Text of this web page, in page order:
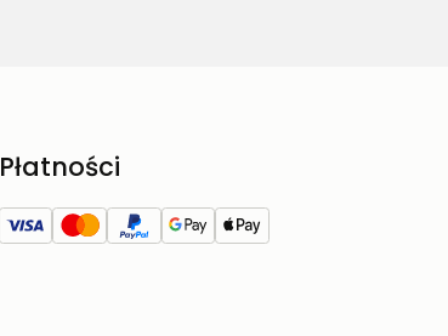
Płatności